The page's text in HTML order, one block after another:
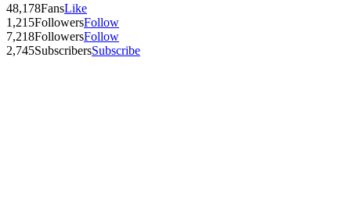
48,178FansLike
1,215FollowersFollow
7,218FollowersFollow
2,745SubscribersSubscribe